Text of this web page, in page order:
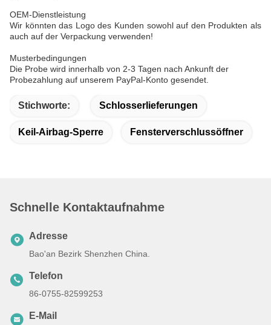
OEM-Dienstleistung
Wir könnten das Logo des Kunden sowohl auf den Produkten als
auch auf der Verpackung verwenden!
Musterbedingungen
Die Probe wird innerhalb von 2-3 Tagen nach Ankunft der
Probezahlung auf unserem PayPal-Konto gesendet.
Stichworte: Schlosserlieferungen
Keil-Airbag-Sperre Fensterverschlussöffner
Schnelle Kontaktaufnahme
Adresse
Bao'an Bezirk Shenzhen China.
Telefon
86-0755-82599253
E-Mail